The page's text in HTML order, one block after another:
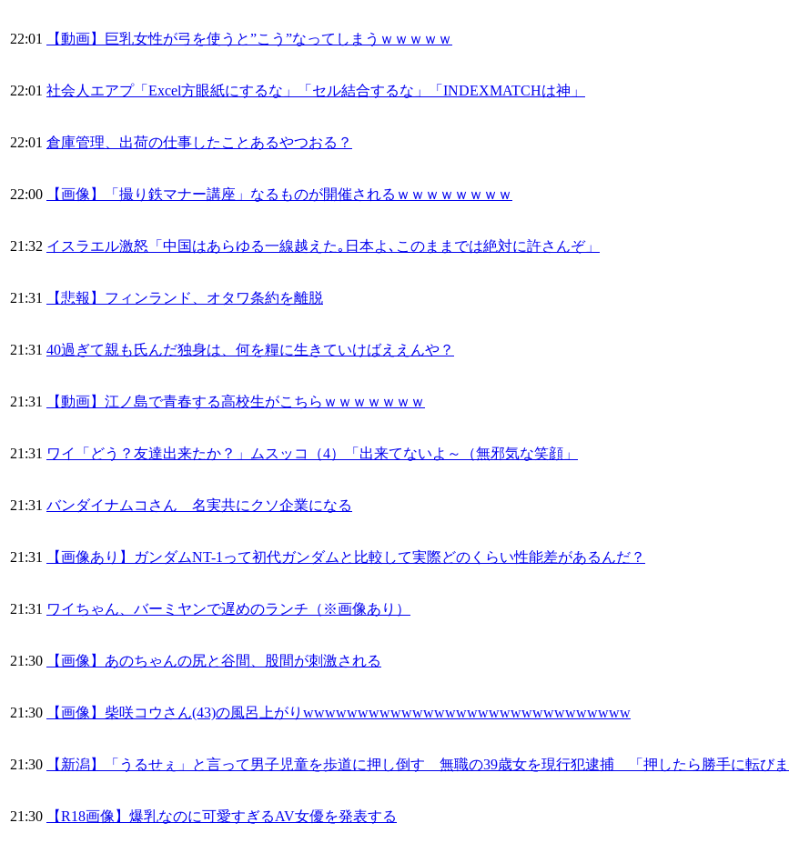
22:01 【動画】巨乳女性が弓を使うと”こう”なってしまうｗｗｗｗｗ
22:01 社会人エアプ「Excel方眼紙にするな」「セル結合するな」「INDEXMATCHは神」
22:01 倉庫管理、出荷の仕事したことあるやつおる？
22:00 【画像】「撮り鉄マナー講座」なるものが開催されるｗｗｗｗｗｗｗｗ
21:32 イスラエル激怒「中国はあらゆる一線越えた｡日本よ､このままでは絶対に許さんぞ」
21:31 【悲報】フィンランド、オタワ条約を離脱
21:31 40過ぎて親も氏んだ独身は、何を糧に生きていけばええんや？
21:31 【動画】江ノ島で青春する高校生がこちらｗｗｗｗｗｗｗ
21:31 ワイ「どう？友達出来たか？」ムスッコ（4）「出来てないよ～（無邪気な笑顔」
21:31 バンダイナムコさん 名実共にクソ企業になる
21:31 【画像あり】ガンダムNT-1って初代ガンダムと比較して実際どのくらい性能差があるんだ？
21:31 ワイちゃん、バーミヤンで遅めのランチ（※画像あり）
21:30 【画像】あのちゃんの尻と谷間、股間が刺激される
21:30 【画像】柴咲コウさん(43)の風呂上がりwwwwwwwwwwwwwwwwwwwwwwwwwwwwww
21:30 【新潟】「うるせぇ」と言って男子児童を歩道に押し倒す 無職の39歳女を現行犯逮捕 「押したら勝手に転び
21:30 【R18画像】爆乳なのに可愛すぎるAV女優を発表する